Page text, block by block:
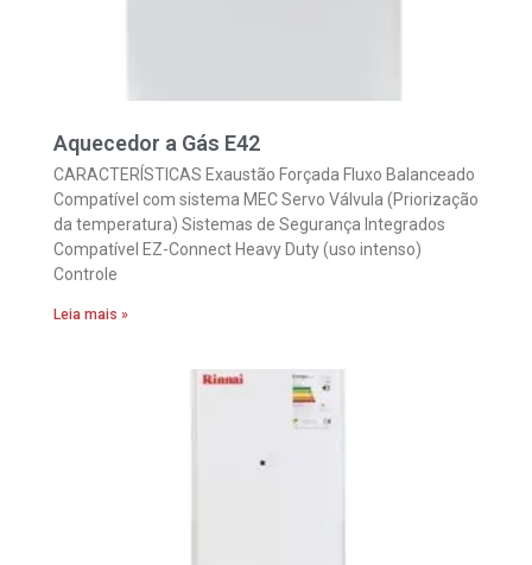
Aquecedor a Gás E42
CARACTERÍSTICAS Exaustão Forçada Fluxo Balanceado
Compatível com sistema MEC Servo Válvula (Priorização
da temperatura) Sistemas de Segurança Integrados
Compatível EZ-Connect Heavy Duty (uso intenso)
Controle
Leia mais »